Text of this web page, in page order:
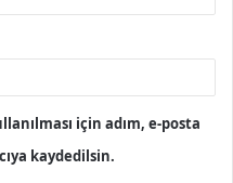
için adım, e-posta
kaydedilsin.